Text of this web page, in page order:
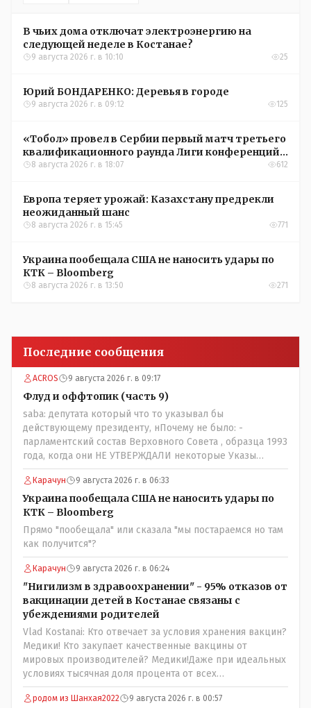
В чьих дома отключат электроэнергию на
следующей неделе в Костанае?
9 августа 2026 г. в 10:10 25
Юрий БОНДАРЕНКО: Деревья в городе
9 августа 2026 г. в 09:12 125
«Тобол» провел в Сербии первый матч третьего
квалификационного раунда Лиги конференций
УЕФА
8 августа 2026 г. в 18:07 612
Европа теряет урожай: Казахстану предрекли
неожиданный шанс
8 августа 2026 г. в 15:45 771
Украина пообещала США не наносить удары по
КТК – Bloomberg
8 августа 2026 г. в 13:50 271
Последние сообщения
ACROS 9 августа 2026 г. в 09:17
Флуд и оффтопик (часть 9)
saba: депутата который что то указывал бы
действующему президенту, нПочему не было: -
парламентский состав Верховного Совета , образца 1993
года, когда они НЕ УТВЕРЖДАЛИ некоторые Указы
Назарбаева, особенно в части выборов и перевыборов и
некоторых вопросах внутренней политики, и тогда
Назарбай волевым Указом РАСПУСТИЛ этот бунтарский
состав. Имя - Серикболсын Абдильдин вам знакомо -
юывший секретарь ЦК КП Казахстана , впоследствии -
депутат Верховного Совета и Мажлиса и Председатель
партии коммунстов- он в то время и после и причём
НЕОДНОКРАТНО, указывал и многократно на недостатки
Назарбая и предлагал ему самому ДОБРОВОЛЬНО уйти с
поста Президента.
Карачун 9 августа 2026 г. в 06:33
Украина пообещала США не наносить удары по
КТК – Bloomberg
Прямо "пообещала" или сказала "мы постараемся но там
как получится"?
Карачун 9 августа 2026 г. в 06:24
"Нигилизм в здравоохранении" - 95% отказов от
вакцинации детей в Костанае связаны с
убеждениями родителей
Vlad Kostanai: Кто отвечает за условия хранения вакцин?
Медики! Кто закупает качественные вакцины от
мировых производителей? Медики!Даже при идеальных
условиях тысячная доля процента от всех
вакцинированных может иметь плохие последствия от
прививки. Бумага нужна как защита от дол.....бов не
родом из Шанхая2022 9 августа 2026 г. в 00:57